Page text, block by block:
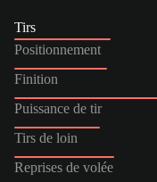
Tirs
Positionnement
Finition
Puissance de tir
Tirs de loin
Reprises de volée